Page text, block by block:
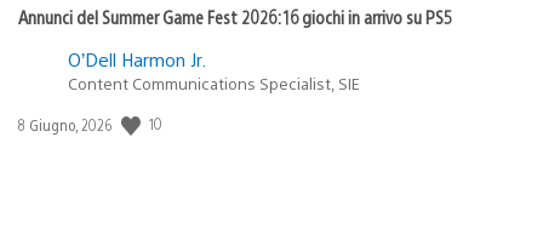
Annunci del Summer Game Fest 2026: 16 giochi in arrivo su PS5
O’Dell Harmon Jr.
Content Communications Specialist, SIE
Data
8 Giugno, 2026 10